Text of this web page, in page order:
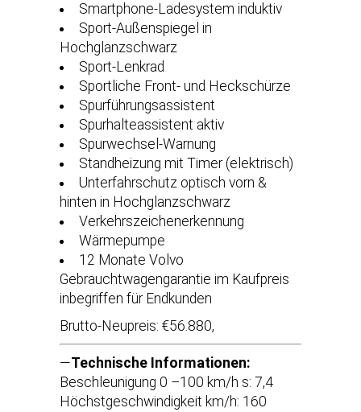
Smartphone-Ladesystem induktiv
Sport-Außenspiegel in
Hochglanzschwarz
Sport-Lenkrad
Sportliche Front- und Heckschürze
Spurführungsassistent
Spurhalteassistent aktiv
Spurwechsel-Warnung
Standheizung mit Timer (elektrisch)
Unterfahrschutz optisch vorn &
hinten in Hochglanzschwarz
Verkehrszeichenerkennung
Wärmepumpe
12 Monate Volvo
Gebrauchtwagengarantie im Kaufpreis
inbegriffen für Endkunden
Brutto-Neupreis: €56.880,
—Technische Informationen:
Beschleunigung 0 –100 km/h s: 7,4
Höchstgeschwindigkeit km/h: 160